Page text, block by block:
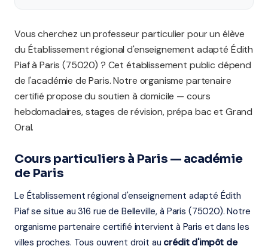
Vous cherchez un professeur particulier pour un élève
du Établissement régional d'enseignement adapté Édith
Piaf à Paris (75020) ? Cet établissement public dépend
de l'académie de Paris. Notre organisme partenaire
certifié propose du soutien à domicile — cours
hebdomadaires, stages de révision, prépa bac et Grand
Oral.
Cours particuliers à Paris — académie
de Paris
Le Établissement régional d'enseignement adapté Édith
Piaf se situe au 316 rue de Belleville, à Paris (75020). Notre
organisme partenaire certifié intervient à Paris et dans les
villes proches. Tous ouvrent droit au crédit d'impôt de